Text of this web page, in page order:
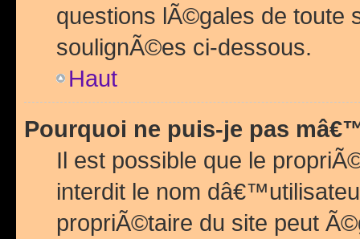
questions lÃ©gales de
soulignÃ©es ci-dessous.
Haut
Pourquoi ne puis-je pas
Il est possible que le
interdit le nom
propriÃ©taire du site peut